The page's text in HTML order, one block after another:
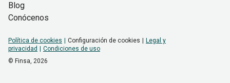
Blog
Conócenos
Política de cookies Configuración de cookies
Legal y
privacidad
Condiciones de uso
© Finsa, 2026